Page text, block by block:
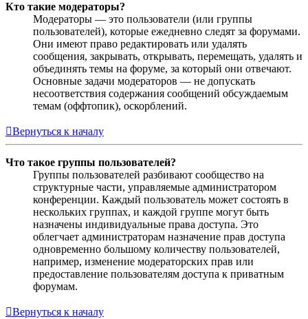
Кто такие модераторы?
Модераторы — это пользователи (или группы
пользователей), которые ежедневно следят за форумами.
Они имеют право редактировать или удалять
сообщения, закрывать, открывать, перемещать, удалять и
объединять темы на форуме, за который они отвечают.
Основные задачи модераторов — не допускать
несоответствия содержания сообщений обсуждаемым
темам (оффтопик), оскорблений.
Вернуться к началу
Что такое группы пользователей?
Группы пользователей разбивают сообщество на
структурные части, управляемые администратором
конференции. Каждый пользователь может состоять в
нескольких группах, и каждой группе могут быть
назначены индивидуальные права доступа. Это
облегчает администраторам назначение прав доступа
одновременно большому количеству пользователей,
например, изменение модераторских прав или
предоставление пользователям доступа к приватным
форумам.
Вернуться к началу